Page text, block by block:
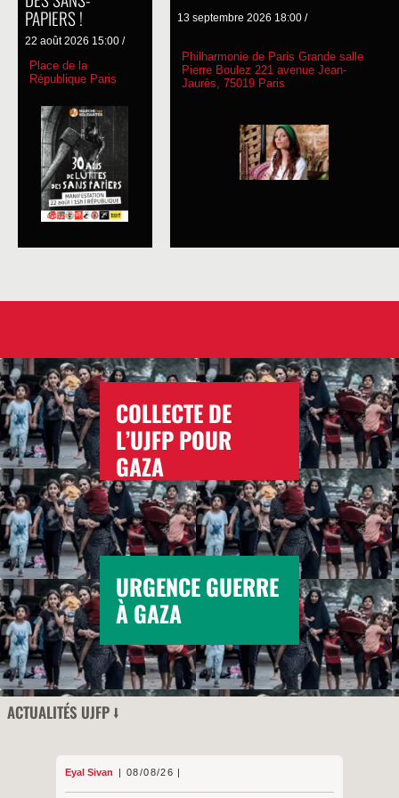
PAPIERS !
22 août 2026 15:00 /
Place de la
République Paris
13 septembre 2026 18:00 /
Philharmonie de Paris Grande salle
Pierre Boulez 221 avenue Jean-
Jaurès, 75019 Paris
COLLECTE DE
L’UJFP POUR
GAZA
URGENCE GUERRE
À GAZA
ACTUALITÉS UJFP ⭣
Eyal Sivan 08/08/26Analyses BDS